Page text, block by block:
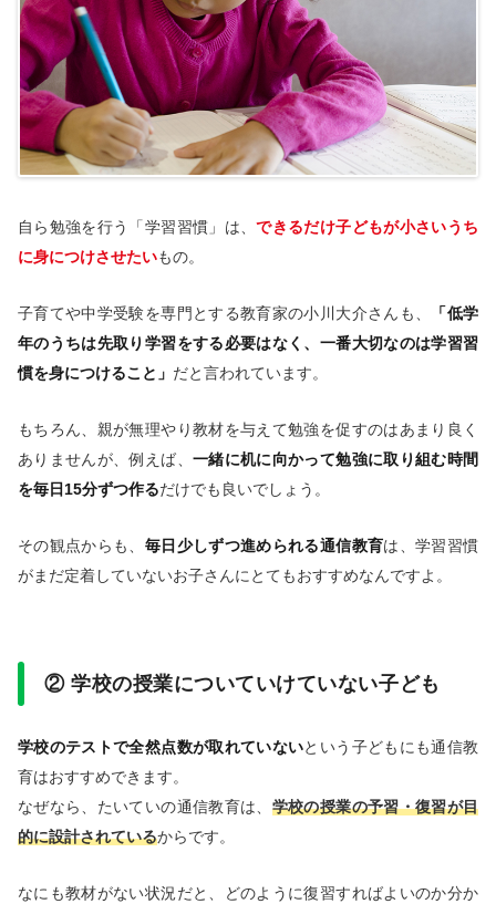
自ら勉強を行う「学習習慣」は、できるだけ子どもが小さいうち
に身につけさせたいもの。
子育てや中学受験を専門とする教育家の小川大介さんも、
「低学
年のうちは先取り学習をする必要はなく、一番大切なのは学習習
慣を身につけること」 だと言われています。
もちろん、親が無理やり教材を与えて勉強を促すのはあまり良く
ありませんが、例えば、 一緒に机に向かって勉強に取り組む時間
を毎日15分ずつ作るだけでも良いでしょう。
その観点からも、 毎日少しずつ進められる通信教育は、学習習慣
がまだ定着していないお子さんにとてもおすすめなんですよ。
② 学校の授業についていけていない子ども
学校のテストで全然点数が取れていないという子どもにも通信教
育はおすすめできます。
なぜなら、たいていの通信教育は、 学校の授業の予習・復習が目
的に設計されているからです。
なにも教材がない状況だと、どのように復習すればよいのか分か